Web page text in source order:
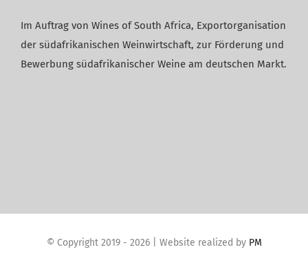
Im Auftrag von Wines of South Africa, Exportorganisation
der südafrikanischen Weinwirtschaft, zur Förderung und
Bewerbung südafrikanischer Weine am deutschen Markt.
© Copyright 2019 - 2026 | Website realized by PM